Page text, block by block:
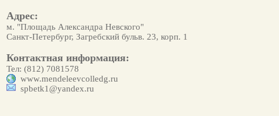
Адрес:
м. "Площадь Александра Невского"
Санкт-Петербург, Загребский бульв. 23, корп. 1
Контактная информация:
Тел: (812) 7081578
www.mendeleevcolledg.ru
spbetk1@yandex.ru